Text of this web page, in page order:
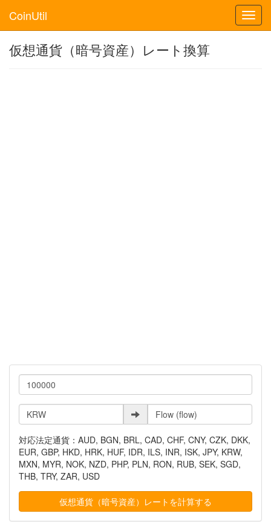
CoinUtil
仮想通貨（暗号資産）レート換算
対応法定通貨：AUD, BGN, BRL, CAD, CHF, CNY, CZK, DKK,
EUR, GBP, HKD, HRK, HUF, IDR, ILS, INR, ISK, JPY, KRW,
MXN, MYR, NOK, NZD, PHP, PLN, RON, RUB, SEK, SGD,
THB, TRY, ZAR, USD